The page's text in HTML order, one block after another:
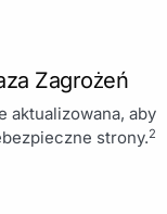
Zagrożeń
aktualizowana, aby
strony.2